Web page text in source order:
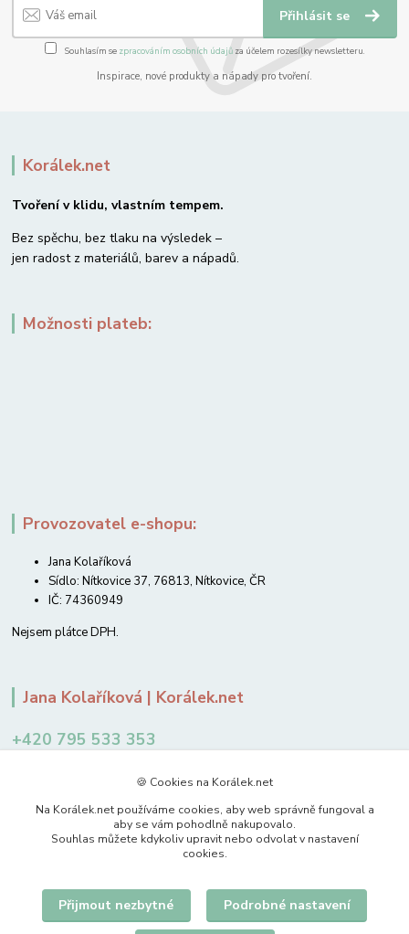
Přihlásit se
Souhlasím se zpracováním osobních údajůza účelem rozesílky newsletteru.
Inspirace, nové produkty a nápady pro tvoření.
Korálek.net
Tvoření v klidu, vlastním tempem.
Bez spěchu, bez tlaku na výsledek –
jen radost z materiálů, barev a nápadů.
Možnosti plateb:
Provozovatel e-shopu:
Jana Kolaříková
Sídlo: Nítkovice 37, 76813, Nítkovice, ČR
IČ: 74360949
Nejsem plátce DPH.
Jana Kolaříková | Korálek.net
+420 795 533 353
Upravit sběr cookies.
🍪 Cookies na Korálek.net
Na Korálek.net používáme cookies, aby web správně fungoval a
aby se vám pohodlně nakupovalo.
Souhlas můžete kdykoliv upravit nebo odvolat v nastavení
cookies.
Přijmout nezbytné Podrobné nastavení